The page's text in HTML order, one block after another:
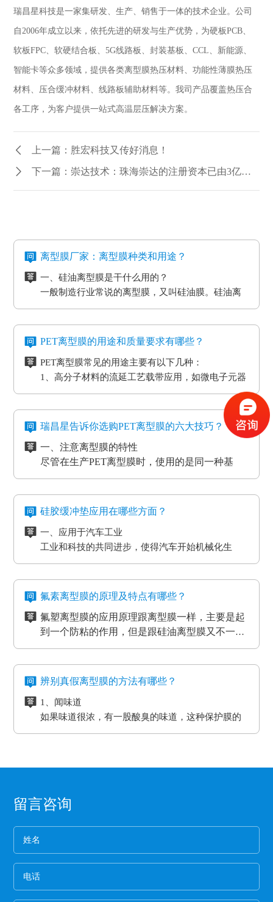
瑞昌星科技是一家集研发、生产、销售于一体的技术企业。公司
自2006年成立以来，依托先进的研发与生产优势，为硬板PCB、
软板FPC、软硬结合板、5G线路板、封装基板、CCL、新能源、
智能卡等众多领域，提供各类离型膜热压材料、功能性薄膜热压
材料、压合缓冲材料、线路板辅助材料等。我司产品覆盖热压合
各工序，为客户提供一站式高温层压解决方案。
上一篇：胜宏科技又传好消息！
下一篇：崇达技术：珠海崇达的注册资本已由3亿元变更为13亿元
离型膜厂家：离型膜种类和用途？
一、硅油离型膜是干什么用的？
一般制造行业常说的离型膜，又叫硅油膜。硅油离
型膜应用分成两类：模切制造行业的应用和石墨制
具备离型力匀称平稳、等特点，还可以按客户标准
氟素离型膜别称氟塑离型膜。这类离型膜是由表层
性。相对于硅胶带，具备优质的剥离特性。氟素离
型膜主要是应用于高温胶带、金手指复合模切加工
工艺。
三、非硅离型膜是干什么用的？
非硅离型膜的适用范围有热溶胶、HC的转印纸、微
粘胶以及微粘胶保护膜生产加工用离型膜。除此之
外，因其剥离力较重，在生产加工极其细微的构件
时，能够 具有很好的避免 离型膜挪动或掉下来的功
四、防静电离型膜是干什么用的？
在信息时代，电磁波会对没经屏蔽掉的敏感度电子
元器件、线路板、通讯设备等会产生不一样程度上
的影响，导致数据信息失真、通讯混乱。而电流的
磁效应和磨擦产生的静电感应对各种各样敏感元
电积累产生髙压放电，其严重后果将是毁灭性的，
因此防静电离型膜也很重要。
PET离型膜的用途和质量要求有哪些？
PET离型膜常见的用途主要有以下几种：
1、高分子材料的流延工艺载带应用，如微电子元器
件
3、各种多层印刷线路板行业的层压工艺应用
5、PCB/PCL应用
6、光电模切冲型行业应用
PET离型膜的质量要求也不一样：
如普通模切冲型对PET离型膜的要求是厚度均匀剥离
力稳定。
要求。
高分子材料在耐温性的同时还要考虑到耐化学试剂
应等。
瑞昌星告诉你选购PET离型膜的六大技巧？
一、注意离型膜的特性
尽管在生产PET离型膜时，使用的是同一种基
材，但是使用不一样的离型剂，就会得到不一样
重。
尽管每个品牌的离型膜在价格上都会有一些差
所以要想得到物美价廉的离型膜，就要对多个品
牌的产品进行比较，在材质、工艺、质量等方面
都相同的情况下选择性价比最高的离型膜。
三、看使用情况
购买离型膜的目的是为了发挥其性能，满足使用
需求。质量再好的离型膜若使用在不正确的地
方，其性能也不能得到更好的发挥。
四、看生产厂家
一般品牌大、评价高的正规PET离型膜生产厂家
而且生产规模也比较大，因而具有一定的基础
性、技术性和规模性。
五、看产品价格
不同品牌、不同厂家的PET离型膜在其价格上都
会有些差异，而且国内的与进口的离型膜在其价
格上也会有很大的差异。
六、注意离型膜的使用范围
企业选购离型膜的主要目的就是为了满足产品的
生产需要，所以一定要根据离型膜的使用范围来
进行选择，要确保能够符合企业产品的生产要
硅胶缓冲垫应用在哪些方面？
一、应用于汽车工业
工业和科技的共同进步，使得汽车开始机械化生
产。在汽车工厂当中，数条流水线之间分布着许许
摩擦和损耗，所以经常会在机器的连接处使用缓冲
机器，减小损耗。
物流装卸货的过程中会格外重视运输货物的完整
能导致物品损坏。而目前市场上最受欢迎的缓冲垫
具有弹性好、质地紧密、耐高温以及抗冲力强的特
点，用在物流装卸平台上可以起到保护货物的作
用。
三、应用于热压机强化过程
想让地板、木门和家具更耐用，就需要使用热压机
强化。而在这个过程中也需要缓冲垫。缓冲垫会装
在模板和热压板之间，起到均匀传递热压板工作温
度和工作压力的作用。而且使用缓冲垫还可以使纸
的效果。另外硅胶缓冲垫还可以保护模板、弥补压
板误差保证热压机的正常工作。
氟素离型膜的原理及特点有哪些？
氟塑离型膜的应用原理跟离型膜一样，主要是起
到一个防粘的作用，但是跟硅油离型膜又不一
样，氟在氟塑离型膜里面是以一种氟化物的形式
在耐高温胶带的基材分很多种（PET,聚酰亚胺）
硅胶的胶水跟硅油离型膜同属矽利康的类别，时
间长了会产生各方面的反应就是贴死。
氟塑离型膜主要应用于高温胶，硅胶双面胶贴
等；模切加工成其它任何形状，用于一些特殊用
氟素离型膜的特点：
耐湿性，防潮、防油，起到产品的隔离作用。
二、良好的耐高温性能、平滑度和强度。
三、氟塑离型膜可以防止预浸料粘连，又可以保
辨别真假离型膜的方法有哪些？
1、闻味道
如果味道很浓，有一股酸臭的味道，这种保护膜的
保持力非常差。
保护膜按照常规就应该卷得整齐，这样的保护膜没
概率非常高,强度差。
膜硬的保护膜一般都比较次，而且由于膜厚，实际
留言咨询